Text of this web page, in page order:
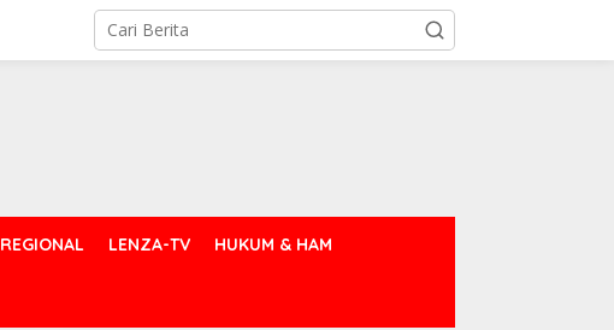
REGIONAL LENZA-TV HUKUM & HAM